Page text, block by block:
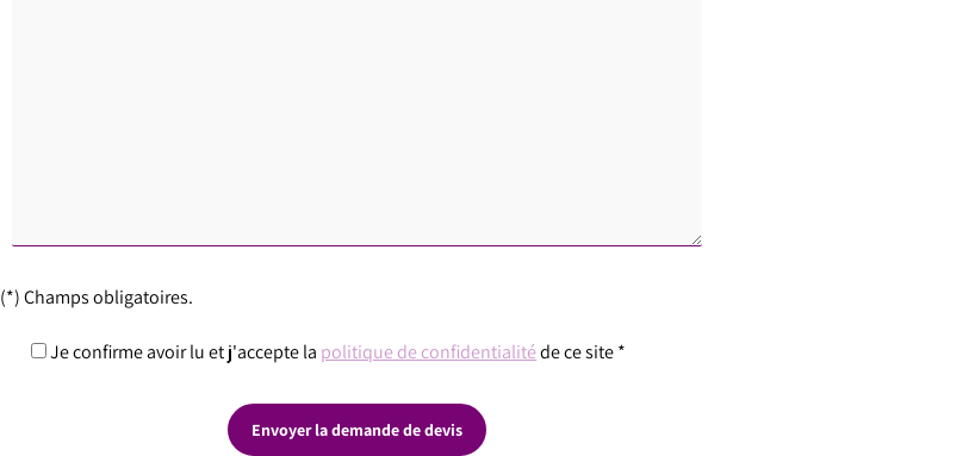
(*) Champs obligatoires.
Je confirme avoir lu et j'accepte la politique de confidentialitéde ce site *